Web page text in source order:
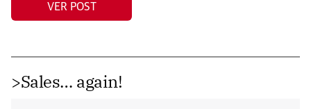
VER POST
>Sales… again!